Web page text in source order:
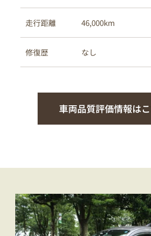
走行距離 46,000km
修復歴 なし
車両品質評価情報は